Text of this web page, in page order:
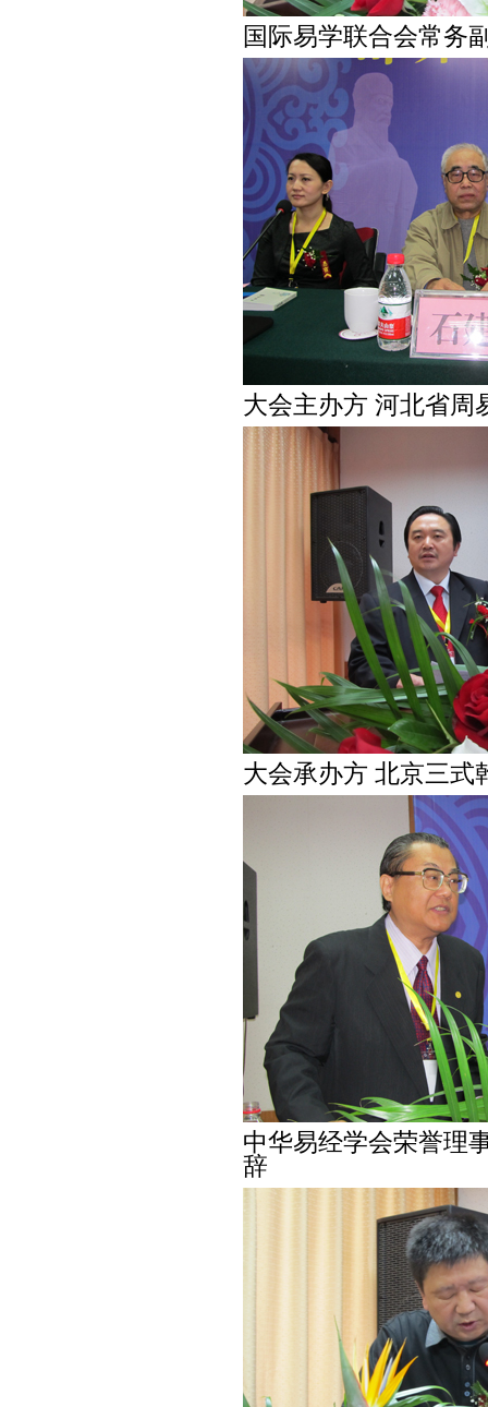
国际易学联合会常务
大会主办方 河北省周
大会承办方 北京三式
中华易经学会荣誉理
辞